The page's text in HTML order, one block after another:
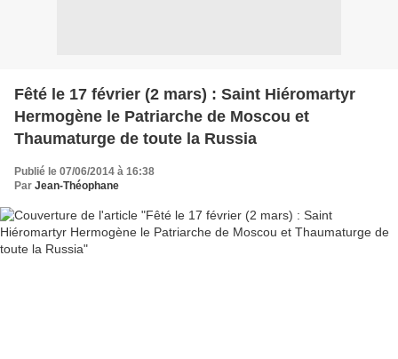
Fêté le 17 février (2 mars) : Saint Hiéromartyr
Hermogène le Patriarche de Moscou et
Thaumaturge de toute la Russia
Publié le 07/06/2014 à 16:38
Par Jean-Théophane